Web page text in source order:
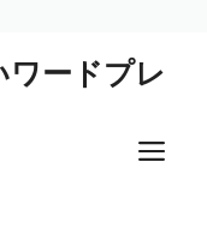
ードプレ
メ